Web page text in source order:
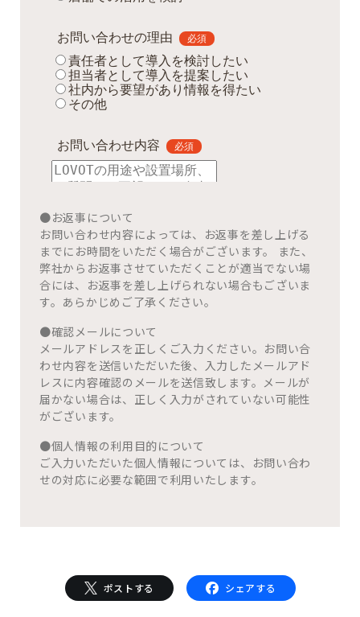
●お返事について
お問い合わせ内容によっては、お返事を差し上げる
までにお時間をいただく場合がございます。 また、
弊社からお返事させていただくことが適当でない場
合には、お返事を差し上げられない場合もございま
す。あらかじめご了承ください。
●確認メールについて
メールアドレスを正しくご入力ください。お問い合
わせ内容を送信いただいた後、入力したメールアド
レスに内容確認のメールを送信致します。メールが
届かない場合は、正しく入力がされていない可能性
がございます。
●個人情報の利用目的について
ご入力いただいた個人情報については、お問い合わ
せの対応に必要な範囲で利用いたします。
ポストする シェアする